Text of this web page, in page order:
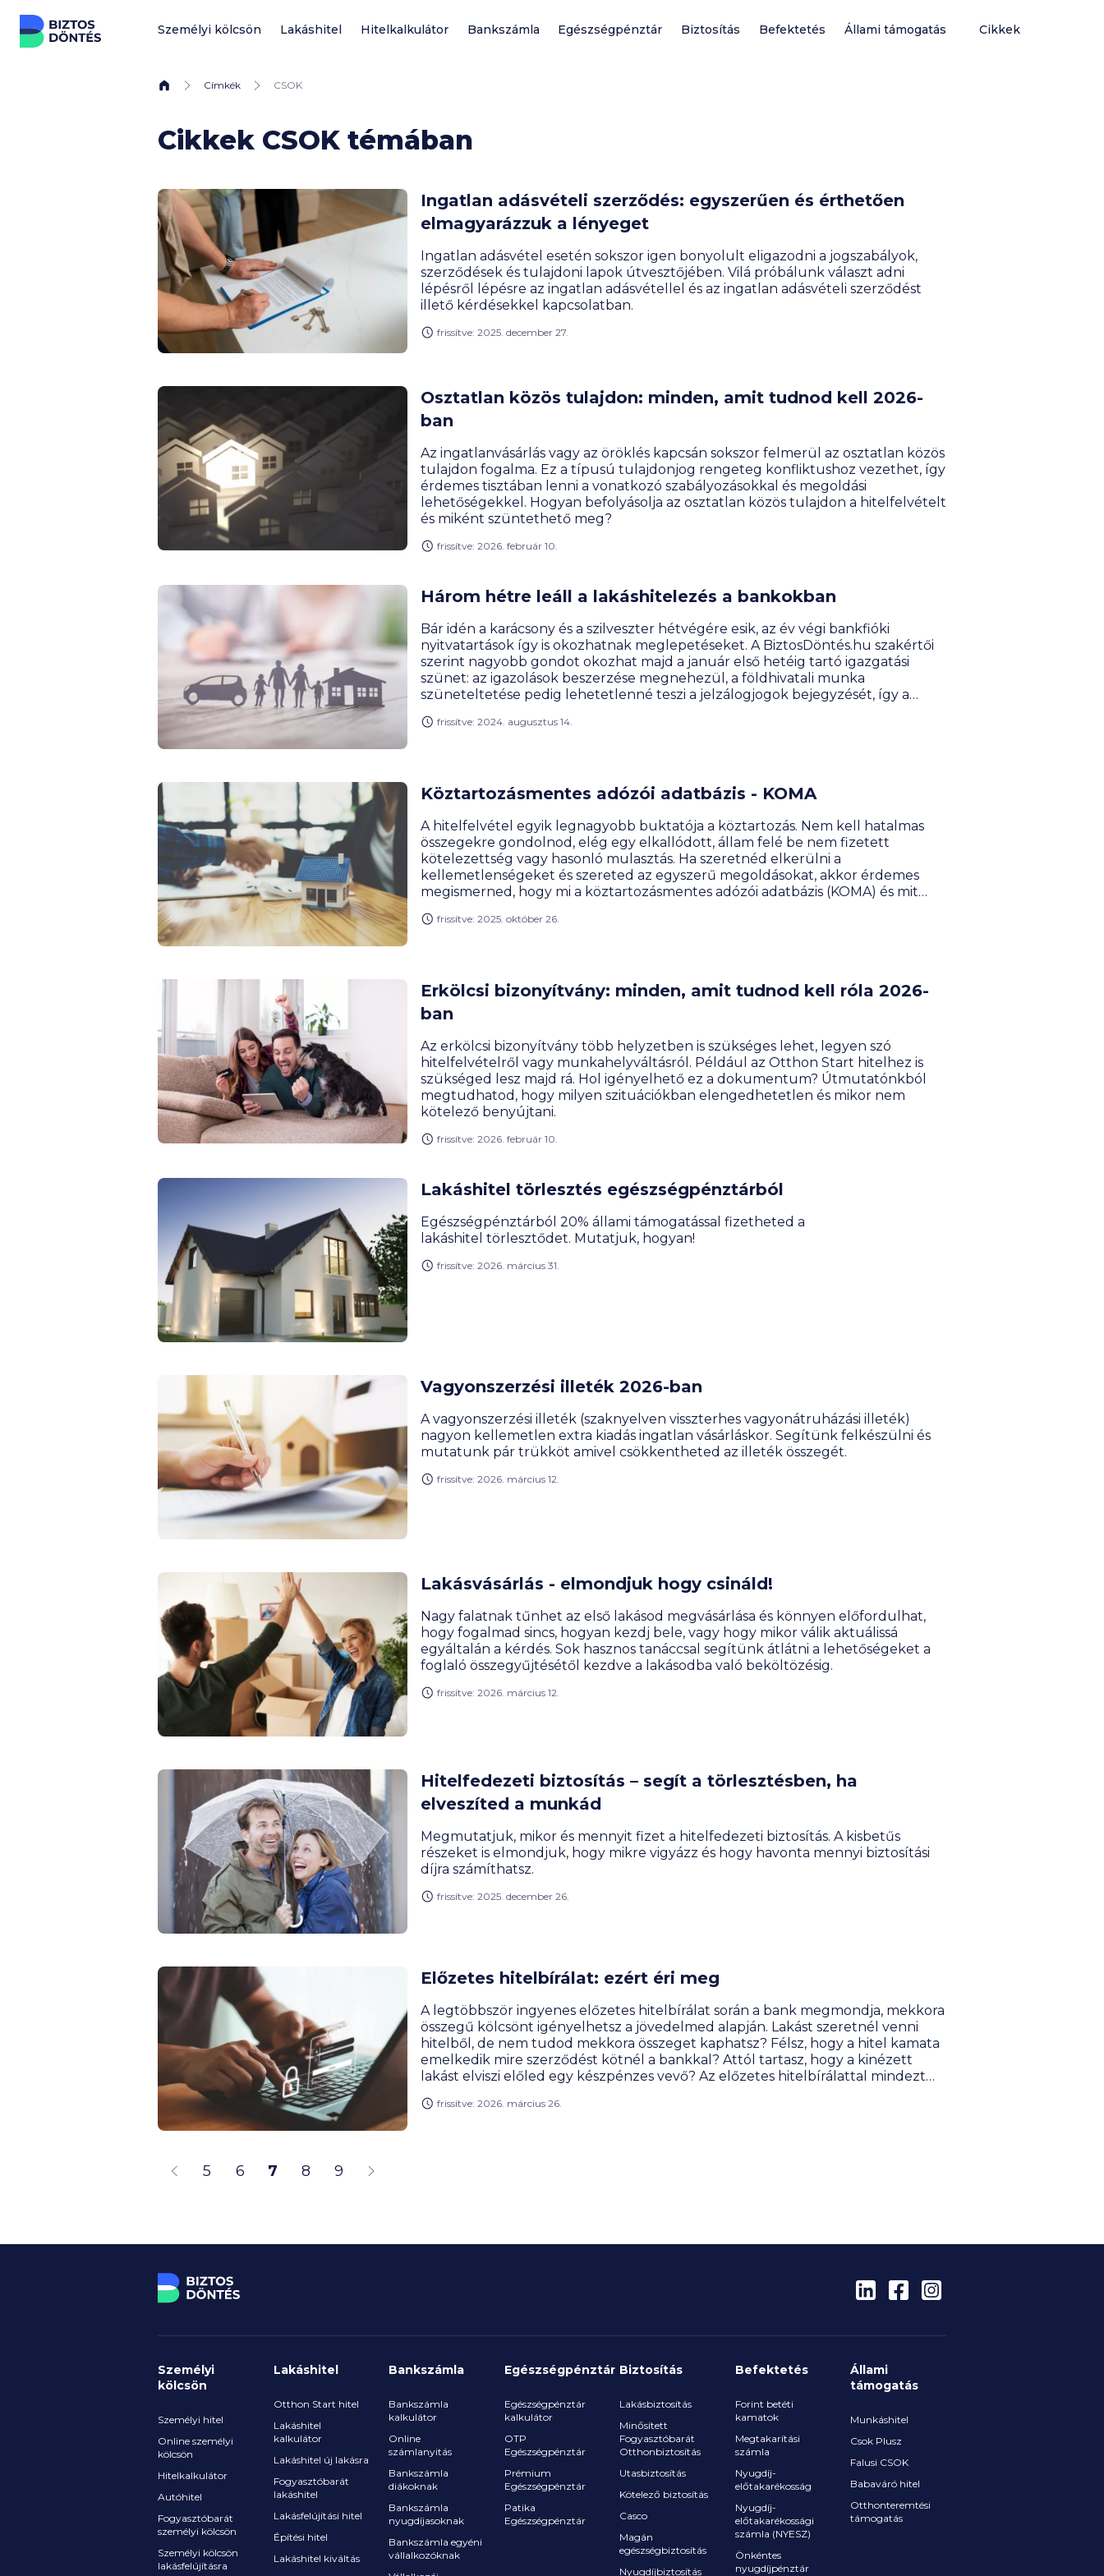
Ugrás a tartalomhoz
Személyi kölcsön Lakáshitel Hitelkalkulátor Bankszámla Egészségpénztár Biztosítás Befektetés Állami támogatás Cikkek
Címkék CSOK
Cikkek CSOK témában
Ingatlan adásvételi szerződés: egyszerűen és érthetően
elmagyarázzuk a lényeget
Ingatlan adásvétel esetén sokszor igen bonyolult eligazodni a jogszabályok,
szerződések és tulajdoni lapok útvesztőjében. Vilá próbálunk választ adni
lépésről lépésre az ingatlan adásvétellel és az ingatlan adásvételi szerződést
illető kérdésekkel kapcsolatban.
frissítve: 2025. december 27.
Osztatlan közös tulajdon: minden, amit tudnod kell 2026-
ban
Az ingatlanvásárlás vagy az öröklés kapcsán sokszor felmerül az osztatlan közös
tulajdon fogalma. Ez a típusú tulajdonjog rengeteg konfliktushoz vezethet, így
érdemes tisztában lenni a vonatkozó szabályozásokkal és megoldási
lehetőségekkel. Hogyan befolyásolja az osztatlan közös tulajdon a hitelfelvételt
és miként szüntethető meg?
frissítve: 2026. február 10.
Három hétre leáll a lakáshitelezés a bankokban
Bár idén a karácsony és a szilveszter hétvégére esik, az év végi bankfióki
nyitvatartások így is okozhatnak meglepetéseket. A BiztosDöntés.hu szakértői
szerint nagyobb gondot okozhat majd a január első hetéig tartó igazgatási
szünet: az igazolások beszerzése megnehezül, a földhivatali munka
szüneteltetése pedig lehetetlenné teszi a jelzálogjogok bejegyzését, így a
frissítve: 2024. augusztus 14.
Köztartozásmentes adózói adatbázis - KOMA
A hitelfelvétel egyik legnagyobb buktatója a köztartozás. Nem kell hatalmas
összegekre gondolnod, elég egy elkallódott, állam felé be nem fizetett
kötelezettség vagy hasonló mulasztás. Ha szeretnéd elkerülni a
kellemetlenségeket és szereted az egyszerű megoldásokat, akkor érdemes
megismerned, hogy mi a köztartozásmentes adózói adatbázis (KOMA) és mit
frissítve: 2025. október 26.
Erkölcsi bizonyítvány: minden, amit tudnod kell róla 2026-
ban
Az erkölcsi bizonyítvány több helyzetben is szükséges lehet, legyen szó
hitelfelvételről vagy munkahelyváltásról. Például az Otthon Start hitelhez is
szükséged lesz majd rá. Hol igényelhető ez a dokumentum? Útmutatónkból
megtudhatod, hogy milyen szituációkban elengedhetetlen és mikor nem
kötelező benyújtani.
frissítve: 2026. február 10.
Lakáshitel törlesztés egészségpénztárból
Egészségpénztárból 20% állami támogatással fizetheted a
lakáshitel törlesztődet. Mutatjuk, hogyan!
frissítve: 2026. március 31.
Vagyonszerzési illeték 2026-ban
A vagyonszerzési illeték (szaknyelven visszterhes vagyonátruházási illeték)
nagyon kellemetlen extra kiadás ingatlan vásárláskor. Segítünk felkészülni és
mutatunk pár trükköt amivel csökkentheted az illeték összegét.
frissítve: 2026. március 12.
Lakásvásárlás - elmondjuk hogy csináld!
Nagy falatnak tűnhet az első lakásod megvásárlása és könnyen előfordulhat,
hogy fogalmad sincs, hogyan kezdj bele, vagy hogy mikor válik aktuálissá
egyáltalán a kérdés. Sok hasznos tanáccsal segítünk átlátni a lehetőségeket a
foglaló összegyűjtésétől kezdve a lakásodba való beköltözésig.
frissítve: 2026. március 12.
Hitelfedezeti biztosítás – segít a törlesztésben, ha
elveszíted a munkád
Megmutatjuk, mikor és mennyit fizet a hitelfedezeti biztosítás. A kisbetűs
részeket is elmondjuk, hogy mikre vigyázz és hogy havonta mennyi biztosítási
díjra számíthatsz.
frissítve: 2025. december 26.
Előzetes hitelbírálat: ezért éri meg
A legtöbbször ingyenes előzetes hitelbírálat során a bank megmondja, mekkora
összegű kölcsönt igényelhetsz a jövedelmed alapján. Lakást szeretnél venni
hitelből, de nem tudod mekkora összeget kaphatsz? Félsz, hogy a hitel kamata
emelkedik mire szerződést kötnél a bankkal? Attól tartasz, hogy a kinézett
lakást elviszi előled egy készpénzes vevő? Az előzetes hitelbírálattal mindezt
frissítve: 2026. március 26.
5 6 7 8 9
Személyi
kölcsön
Személyi hitel
Online személyi
kölcsön
Hitelkalkulátor
Autóhitel
Fogyasztóbarát
személyi kölcsön
Személyi kölcsön
lakásfelújításra
Lakáshitel
Otthon Start hitel
Lakáshitel
kalkulátor
Lakáshitel új lakásra
Fogyasztóbarát
lakáshitel
Lakásfelújítási hitel
Építési hitel
Lakáshitel kiváltás
Bankszámla
Bankszámla
kalkulátor
Online
számlanyitás
Bankszámla
diákoknak
Bankszámla
nyugdíjasoknak
Bankszámla egyéni
vállalkozóknak
Egészségpénztár
Egészségpénztár
kalkulátor
OTP
Egészségpénztár
Prémium
Egészségpénztár
Patika
Egészségpénztár
Biztosítás
Lakásbiztosítás
Minősített
Fogyasztóbarát
Otthonbiztosítás
Utasbiztosítás
Kötelező biztosítás
Casco
Magán
egészségbiztosítás
Nyugdíjbiztosítás
Befektetés
Forint betéti
kamatok
Megtakarítási
számla
Nyugdíj-
előtakarékosság
Nyugdíj-
előtakarékossági
számla (NYESZ)
Önkéntes
nyugdíjpénztár
Állami
támogatás
Munkáshitel
Csok Plusz
Falusi CSOK
Babaváró hitel
Otthonteremtési
támogatás